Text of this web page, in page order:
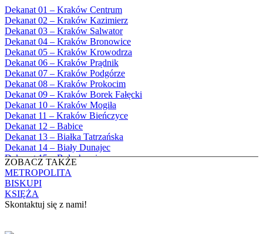
1985
1986
1987
1988
1989
1990
1991
1992
1993
1994
1995
1996
1997
1998
1999
2000
2001
2002
2003
2004
Będkowice, Parafia Najświętszej Maryi
Panny Królowej
Białka Górna, Parafia Matki Bożej
Królowej Rodzin
Białka Tatrzańska, Parafia Świętych
Apostołów Szymona i Judy Tadeusza
Biały Dunajec, Parafia Matki Bożej
Królowej Aniołów
Biały Kościół, Parafia św. Mikołaja
Bibice, Parafia Matki Bożej Nieustającej
Pomocy
Bieńkówka, Parafia Przenajświętszej Trójcy
Biertowice, Parafia Matki Bożej
Różańcowej
Biórków Wielki, Parafia Wniebowzięcia
NMP
Biskupice, Parafia św. Marcina
Bobrek, Parafia Przenajświętszej Trójcy
Bodzanów, Parafia Świętych Apostołów
Dekanat 01 – Kraków Centrum
Dekanat 02 – Kraków Kazimierz
Dekanat 03 – Kraków Salwator
Dekanat 04 – Kraków Bronowice
Dekanat 05 – Kraków Krowodrza
Dekanat 06 – Kraków Prądnik
Dekanat 07 – Kraków Podgórze
Dekanat 08 – Kraków Prokocim
Dekanat 09 – Kraków Borek Fałęcki
Dekanat 10 – Kraków Mogiła
Dekanat 11 – Kraków Bieńczyce
Dekanat 12 – Babice
Dekanat 13 – Białka Tatrzańska
Dekanat 14 – Biały Dunajec
Dekanat 15 – Bolechowice
Dekanat 16 – Chrzanów
Dekanat 17 – Czarny Dunajec
Dekanat 18 – Czernichów
Dekanat 19 – Dobczyce
Dekanat 20 – Jabłonka
ZOBACZ TAKŻE
METROPOLITA
BISKUPI
KSIĘŻA
Skontaktuj się z nami!